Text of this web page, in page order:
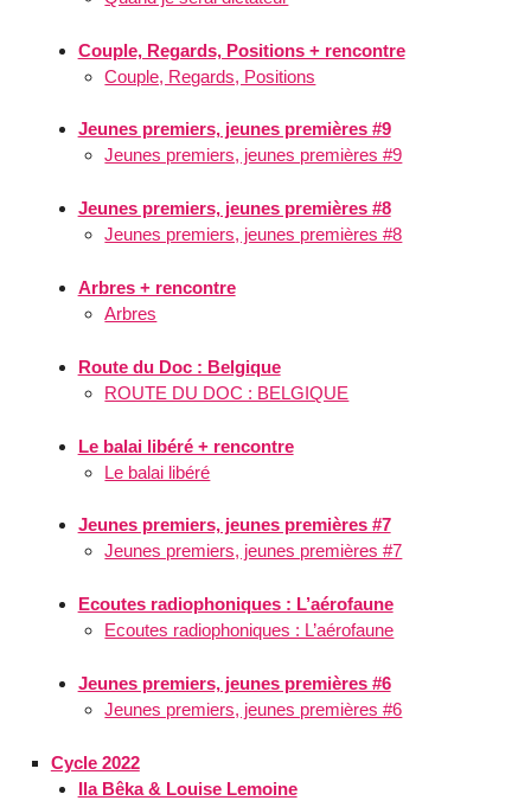
Couple, Regards, Positions + rencontre
Couple, Regards, Positions
Jeunes premiers, jeunes premières #9
Jeunes premiers, jeunes premières #9
Jeunes premiers, jeunes premières #8
Jeunes premiers, jeunes premières #8
Arbres + rencontre
Arbres
Route du Doc : Belgique
ROUTE DU DOC : BELGIQUE
Le balai libéré + rencontre
Le balai libéré
Jeunes premiers, jeunes premières #7
Jeunes premiers, jeunes premières #7
Ecoutes radiophoniques : L’aérofaune
Ecoutes radiophoniques : L’aérofaune
Jeunes premiers, jeunes premières #6
Jeunes premiers, jeunes premières #6
Cycle 2022
Ila Bêka & Louise Lemoine